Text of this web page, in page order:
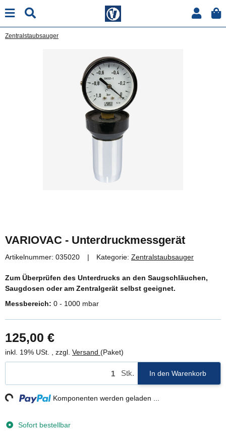
Zentralstaubsauger
VARIOVAC - Unterdruckmessgerät
Artikelnummer: 035020 Kategorie: Zentralstaubsauger
Zum Überprüfen des Unterdrucks an den Saugschläuchen,
Saugdosen oder am Zentralgerät selbst geeignet.
Messbereich: 0 - 1000 mbar
125,00 €
inkl. 19% USt. , zzgl. Versand (Paket)
Stk. In den Warenkorb
Komponenten werden geladen ...
Sofort bestellbar